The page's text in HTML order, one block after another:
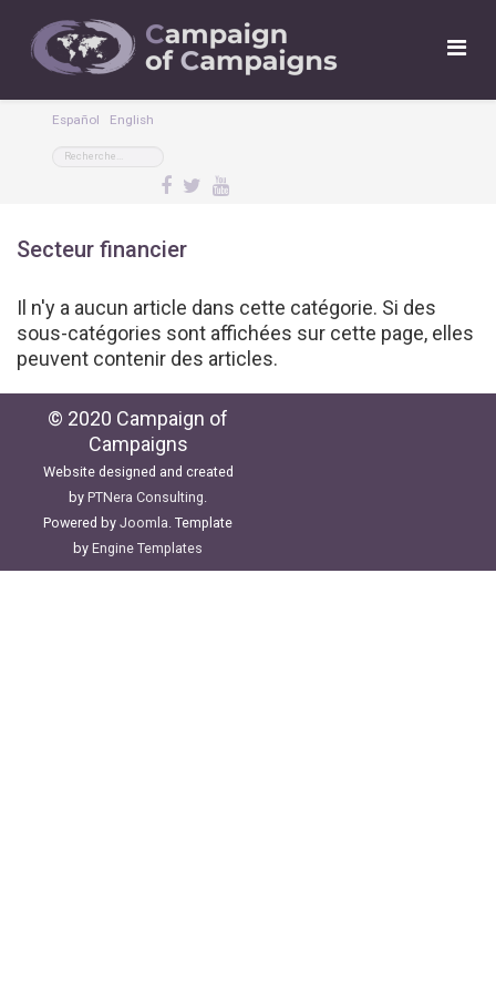
Español English
Secteur financier
Il n'y a aucun article dans cette catégorie. Si des
sous-catégories sont affichées sur cette page, elles
peuvent contenir des articles.
© 2020 Campaign of
Campaigns
Website designed and created
by PTNera Consulting.
Powered by Joomla. Template
by Engine Templates